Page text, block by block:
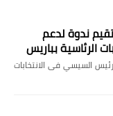
ندوة لدعم
الرئاسية بباريس
السيسي فى الانتخابات